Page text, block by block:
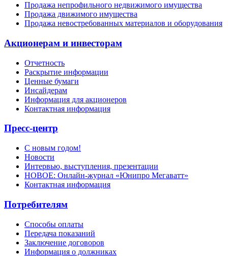
Продажа непрофильного недвижимого имущества
Продажа движимого имущества
Продажа невостребованных материалов и оборудования
Акционерам и инвесторам
Отчетность
Раскрытие информации
Ценные бумаги
Инсайдерам
Информация для акционеров
Контактная информация
Пресс-центр
С новым годом!
Новости
Интервью, выступления, презентации
НОВОЕ: Онлайн-журнал «Юнипро Мегаватт»
Контактная информация
Потребителям
Способы оплаты
Передача показаний
Заключение договоров
Информация о должниках